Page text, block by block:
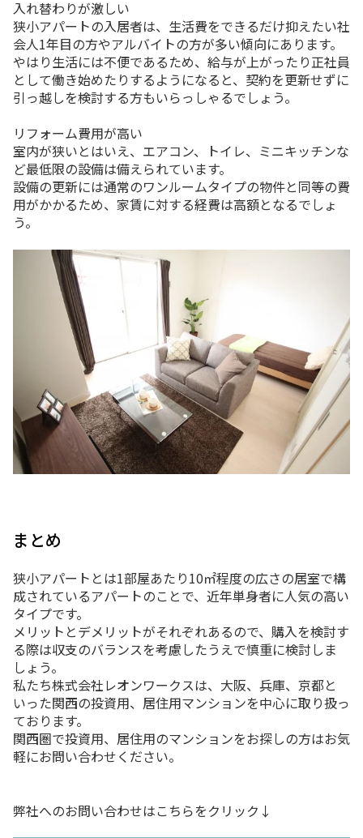
入れ替わりが激しい
狭小アパートの入居者は、生活費をできるだけ抑えたい社
会人1年目の方やアルバイトの方が多い傾向にあります。
やはり生活には不便であるため、給与が上がったり正社員
として働き始めたりするようになると、契約を更新せずに
引っ越しを検討する方もいらっしゃるでしょう。
リフォーム費用が高い
室内が狭いとはいえ、エアコン、トイレ、ミニキッチンな
ど最低限の設備は備えられています。
設備の更新には通常のワンルームタイプの物件と同等の費
用がかかるため、家賃に対する経費は高額となるでしょ
う。
まとめ
狭小アパートとは1部屋あたり10㎡程度の広さの居室で構
成されているアパートのことで、近年単身者に人気の高い
タイプです。
メリットとデメリットがそれぞれあるので、購入を検討す
る際は収支のバランスを考慮したうえで慎重に検討しま
しょう。
私たち株式会社レオンワークスは、大阪、兵庫、京都と
いった関西の投資用、居住用マンションを中心に取り扱っ
ております。
関西圏で投資用、居住用のマンションをお探しの方はお気
軽にお問い合わせください。
弊社へのお問い合わせはこちらをクリック↓